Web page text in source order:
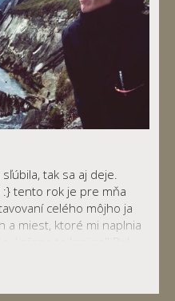
tak sa aj deje.
:} tento rok je pre mňa
celého môjho ja
a miest, ktoré mi naplnia
do […]